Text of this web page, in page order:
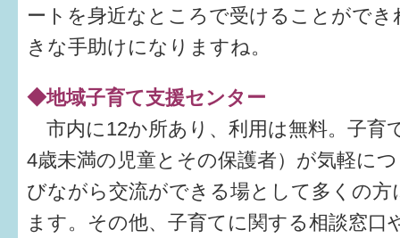
ートを身近なところで受けることができ
きな手助けになりますね。
◆地域子育て支援センター
市内に12か所あり、利用は無料。子育
4歳未満の児童とその保護者）が気軽に
びながら交流ができる場として多くの方
ます。その他、子育てに関する相談窓口